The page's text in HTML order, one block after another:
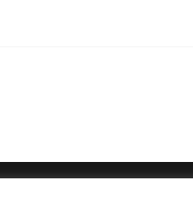
| Btw-id nummer: